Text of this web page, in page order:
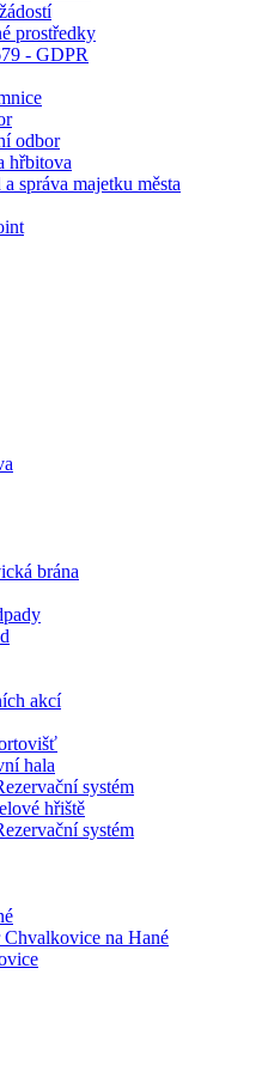
prostředky
- GDPR
odbor
hřbitova
správa majetku města
brána
akcí
hala
systém
hřiště
systém
na Hané